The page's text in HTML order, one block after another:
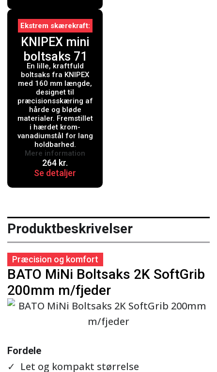
Ekstrem skærekraft
KNIPEX mini
boltsaks 71
01 160
En lille, kraftfuld
boltsaks fra KNIPEX
med 160 mm længde,
designet til
præcisionsskæring af
hårde og bløde
materialer. Fremstillet
i hærdet krom-
vanadiumstål for lang
holdbarhed.
264 kr.
Se detaljer
Mere information
Produktbeskrivelser
Præcision og komfort
BATO MiNi Boltsaks 2K SoftGrib
200mm m/fjeder
Fordele
Let og kompakt størrelse